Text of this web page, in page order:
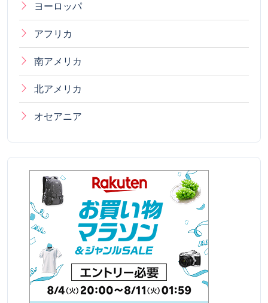
ヨーロッパ
アフリカ
南アメリカ
北アメリカ
オセアニア